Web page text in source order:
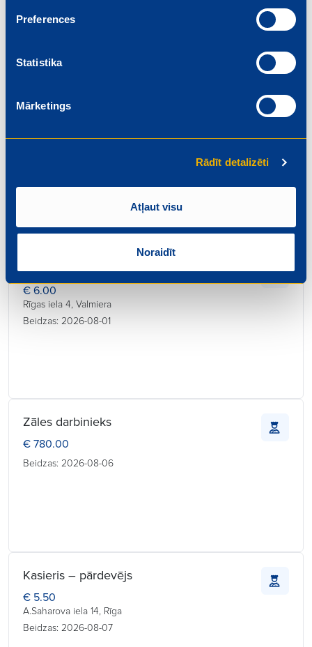
Preferences
Statistika
Mārketings
Rādīt detalizēti
Atļaut visu
Noraidīt
Beidzas: 2026-08-01
Pārdevējs
€ 6.20
Konditors – maiznieks
€ 6.00
Rīgas iela 4, Valmiera
Beidzas: 2026-08-01
Zāles darbinieks
€ 780.00
Beidzas: 2026-08-06
Kasieris – pārdevējs
€ 5.50
A.Saharova iela 14, Rīga
Beidzas: 2026-08-07